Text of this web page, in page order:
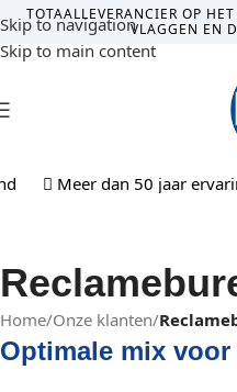
Skip to navigation
Skip to main content
TOTAALLEVERANCIER OP
VLAGGEN EN
Meer dan 50 jaar
Home/Onze klanten/
Optimale mix